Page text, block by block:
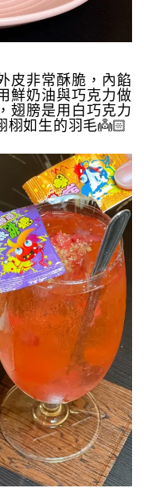
皮非常酥脆，內餡
鮮奶油與巧克力做
翅膀是用白巧克力
栩如生的羽毛👼🏻